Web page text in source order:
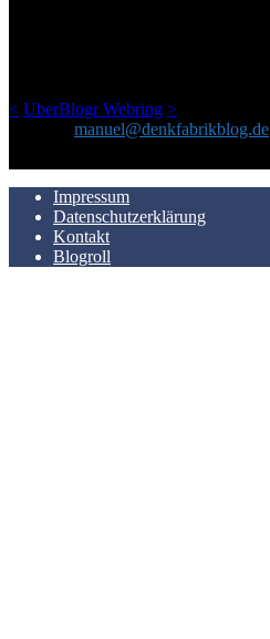
< UberBlogr Webring >
manuel@denkfabrikblog.de
Impressum
Datenschutzerklärung
Kontakt
Blogroll